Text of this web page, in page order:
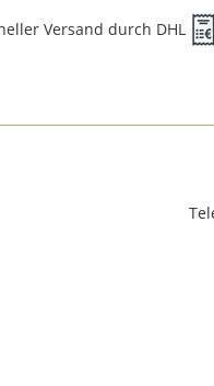
Versand durch DHL